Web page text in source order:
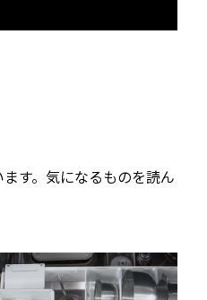
す。気になるものを読ん